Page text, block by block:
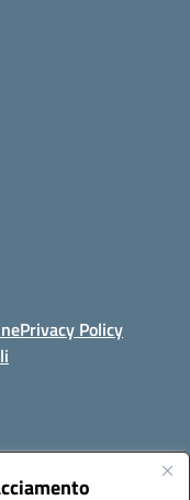
Privacy Policy